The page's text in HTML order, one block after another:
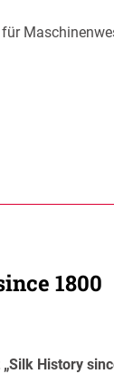
1800
History